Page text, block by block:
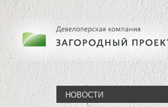
НОВОСТИ